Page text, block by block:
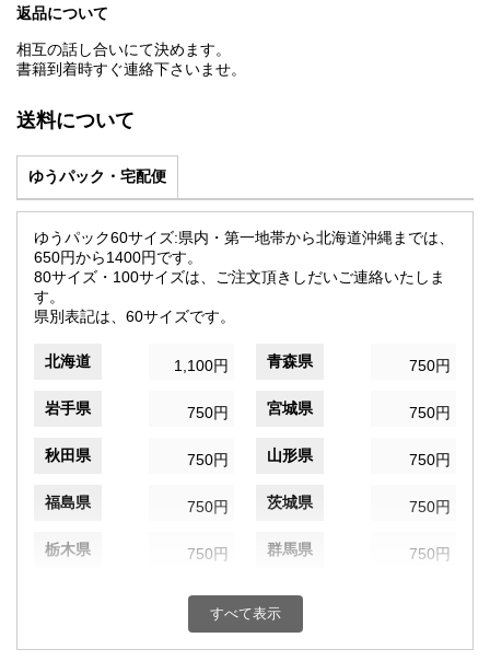
返品について
相互の話し合いにて決めます。
書籍到着時すぐ連絡下さいませ。
送料について
ゆうパック・宅配便
ゆうパック60サイズ:県内・第一地帯から北海道沖縄までは、
650円から1400円です。
80サイズ・100サイズは、ご注文頂きしだいご連絡いたしま
す。
県別表記は、60サイズです。
北海道 1,100円 青森県 750円
岩手県 750円 宮城県 750円
秋田県 750円 山形県 750円
福島県 750円 茨城県 750円
栃木県 750円 群馬県 750円
750円 千葉県
750円 750円
すべて表示